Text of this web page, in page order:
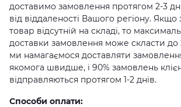
доставимо замовлення протягом 2-3
від віддаленості Вашого регіону.
товар відсутній на складі, то
доставки замовлення може скласти до
ми намагаємося доставляти
якомога швидше, і 90% замовлень
відправляються протягом 1-2 днів.
Способи оплати: